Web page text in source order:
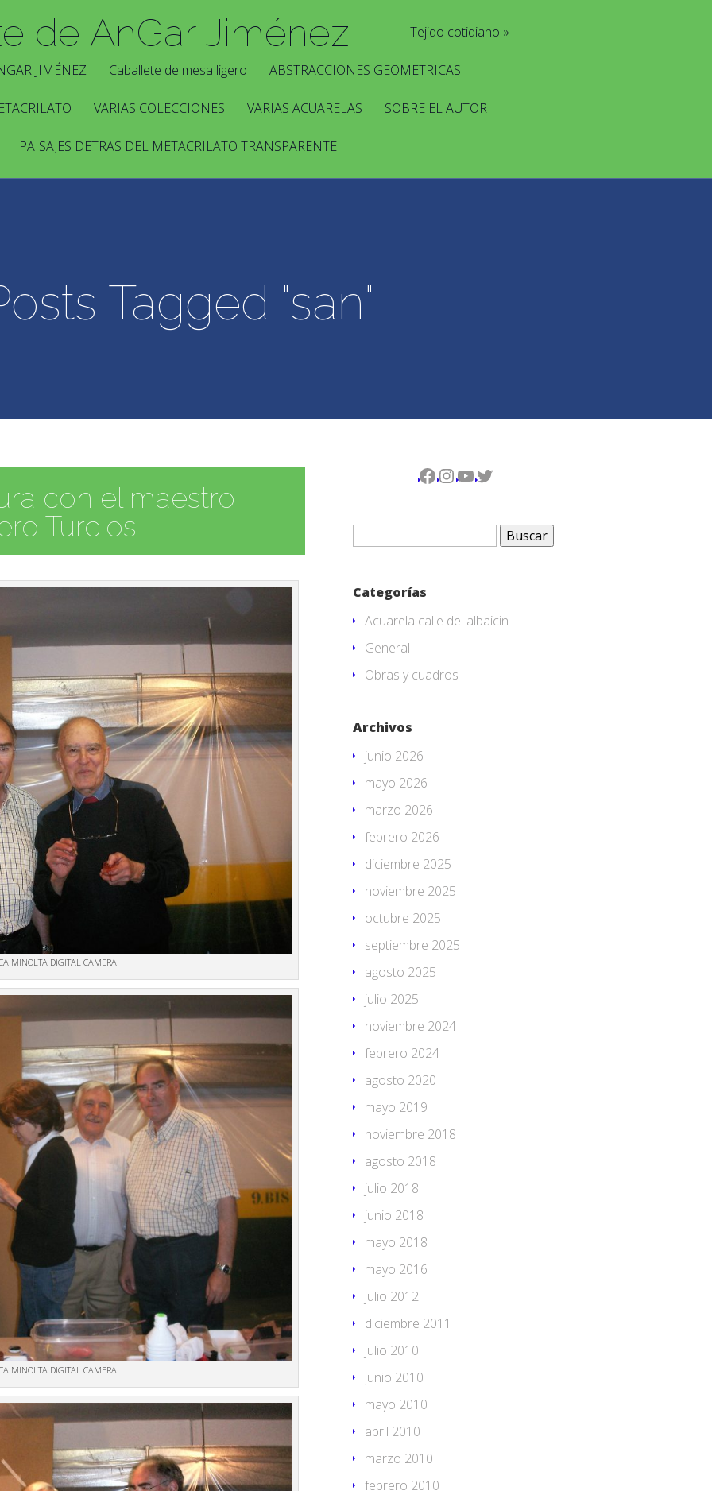
de AnGar Jiménez Tejido cotidiano
JIMÉNEZ Caballete de mesa ligero ABSTRACCIONES GEOMETRICAS.
VARIAS COLECCIONES VARIAS ACUARELAS SOBRE EL AUTOR
PAISAJES DETRAS DEL METACRILATO TRANSPARENTE
Tagged "san"
con el maestro
Turcios
MINOLTA DIGITAL CAMERA
MINOLTA DIGITAL CAMERA
Facebook
Instagram
YouTube
Twitter
Buscar:
Categorías
Acuarela calle del albaicin
General
Obras y cuadros
Archivos
junio 2026
mayo 2026
marzo 2026
febrero 2026
diciembre 2025
noviembre 2025
octubre 2025
septiembre 2025
agosto 2025
julio 2025
noviembre 2024
febrero 2024
agosto 2020
mayo 2019
noviembre 2018
agosto 2018
julio 2018
junio 2018
mayo 2018
mayo 2016
julio 2012
diciembre 2011
julio 2010
junio 2010
mayo 2010
abril 2010
marzo 2010
febrero 2010